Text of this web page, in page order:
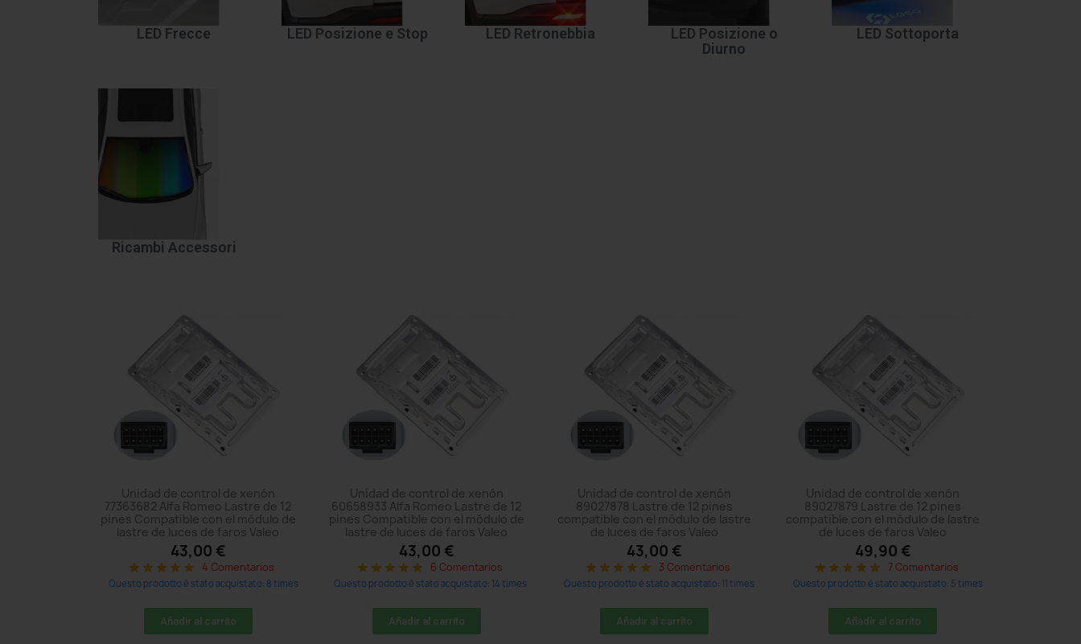
LED Frecce LED Posizione e Stop LED Retronebbia
LED Posizione o
Diurno
LED Sottoporta
Ricambi Accessori
Unidad de control de xenón
77363682 Alfa Romeo Lastre de 12
pines Compatible con el módulo de
lastre de luces de faros Valeo
43,00 €
star star star star star 4 Comentarios
Questo prodotto è stato acquistato: 8 times
Añadir al carrito
Unidad de control de xenón
60658933 Alfa Romeo Lastre de 12
pines Compatible con el módulo de
lastre de luces de faros Valeo
43,00 €
star star star star star 6 Comentarios
Questo prodotto è stato acquistato: 14 times
Añadir al carrito
Unidad de control de xenón
89027878 Lastre de 12 pines
compatible con el módulo de lastre
de luces de faros Valeo
43,00 €
star star star star star 3 Comentarios
Questo prodotto è stato acquistato: 11 times
Añadir al carrito
Unidad de control de xenón
89027879 Lastre de 12 pines
compatible con el módulo de lastre
de luces de faros Valeo
49,90 €
star star star star star 7 Comentarios
Questo prodotto è stato acquistato: 5 times
Añadir al carrito